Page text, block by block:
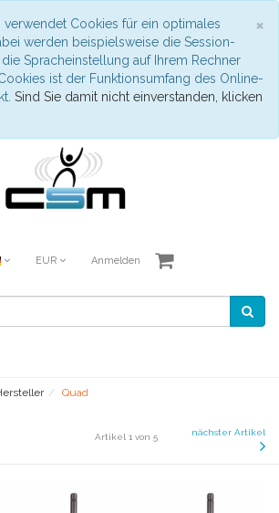
×
verwendet Cookies für ein optimales
werden beispielsweise die Session-
Spracheinstellung auf Ihrem Rechner
ist der Funktionsumfang des Online-
Sind Sie damit nicht einverstanden, klicken
EUR Anmelden
Quad
Artikel 1 von 5 nächster Artikel